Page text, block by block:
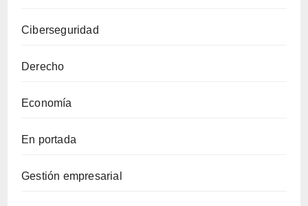
Ciberseguridad
Derecho
Economía
En portada
Gestión empresarial